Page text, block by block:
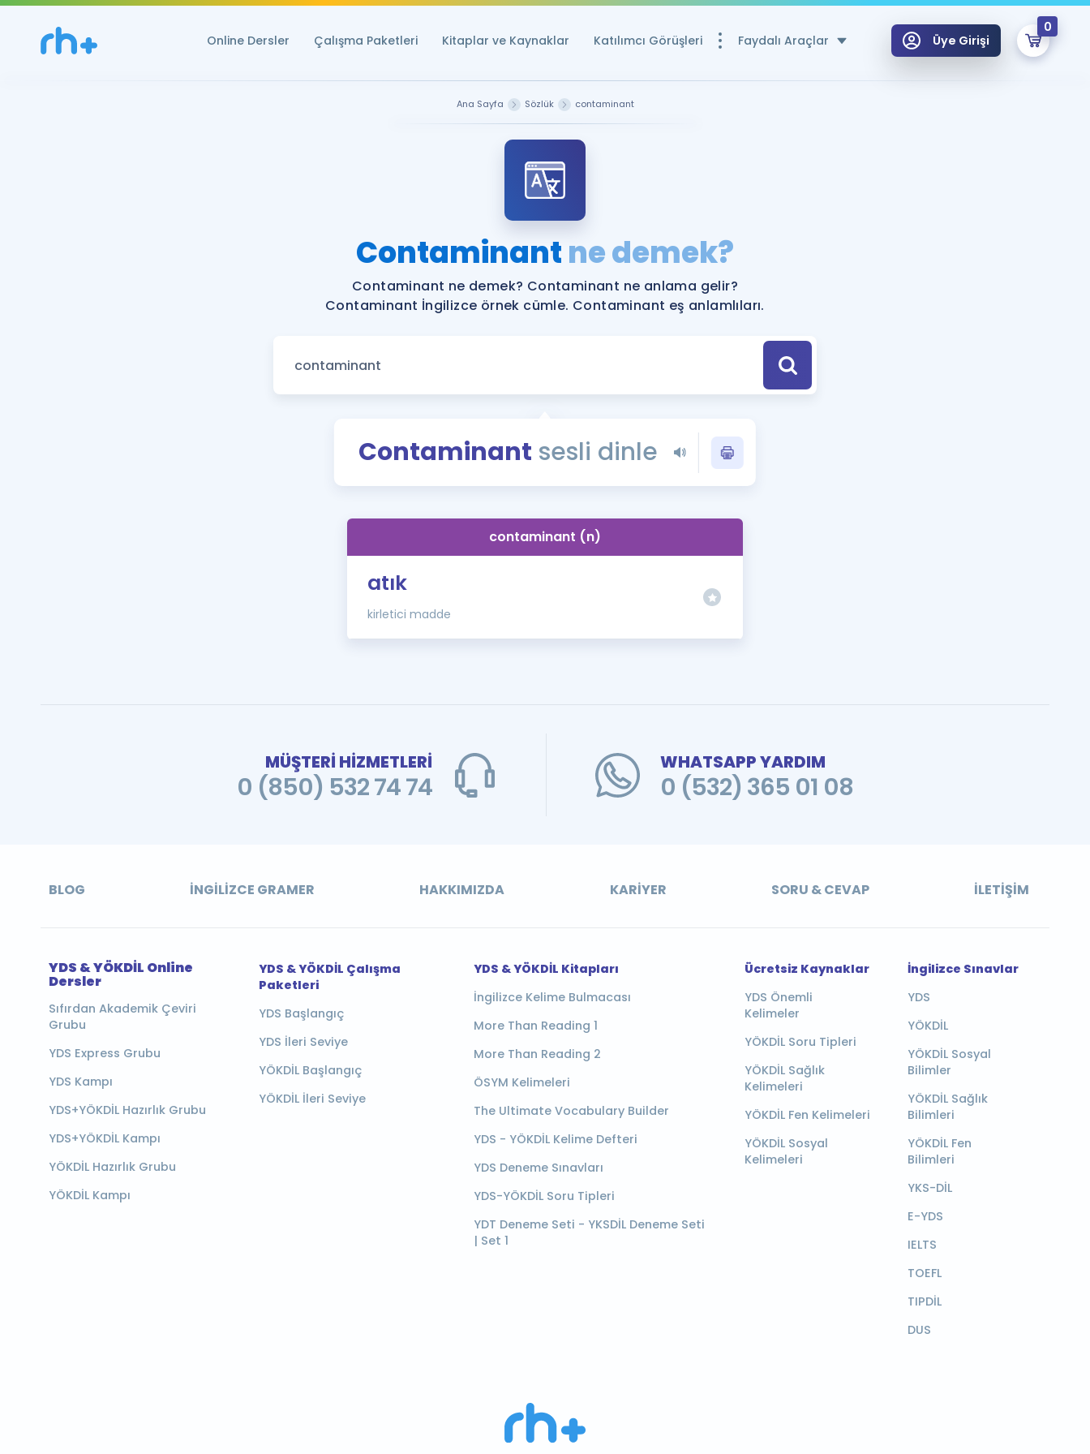
Online Dersler Çalışma Paketleri Kitaplar ve Kaynaklar Katılımcı Görüşleri Faydalı Araçlar
Ücretsiz Kaynaklar
YDS ve YÖKDİL Puan Hesaplama Aracı
YDS ve YÖKDİL'e Hazırlananlar için Öneriler
Tüm ÖSYM Sınavları Tek Takvimde
Blog
YDS - YÖKDİL Tüm Sınavlarla İlgili Haberler
İngilizce Gramer
Üye Girişi
0
Remzi Hoca ile seni sınava hazırlayacak onlarca eğitim seni bekliyor!
Ana Sayfa Sözlük contaminant
Contaminantne demek?
Contaminant ne demek? Contaminant ne anlama gelir?
Contaminant İngilizce örnek cümle. Contaminant eş anlamlıları.
Contaminant sesli dinle
contaminant (n)
atık
kirletici madde
MÜŞTERİ HİZMETLERİ
0 (850) 532 74 74
WHATSAPP YARDIM
0 (532) 365 01 08
BLOG İNGILIZCE GRAMER HAKKIMIZDA KARIYER SORU & CEVAP İLETIŞIM
YDS & YÖKDİL Online
Dersler
Sıfırdan Akademik Çeviri
Grubu
YDS Express Grubu
YDS Kampı
YDS+YÖKDİL Hazırlık Grubu
YDS+YÖKDİL Kampı
YÖKDİL Hazırlık Grubu
YÖKDİL Kampı
YDS & YÖKDİL Çalışma
Paketleri
YDS Başlangıç
YDS İleri Seviye
YÖKDİL Başlangıç
YÖKDİL İleri Seviye
YDS & YÖKDİL Kitapları
İngilizce Kelime Bulmacası
More Than Reading 1
More Than Reading 2
ÖSYM Kelimeleri
The Ultimate Vocabulary Builder
YDS - YÖKDİL Kelime Defteri
YDS Deneme Sınavları
YDS-YÖKDİL Soru Tipleri
YDT Deneme Seti - YKSDİL Deneme Seti
| Set 1
Ücretsiz Kaynaklar
YDS Önemli
Kelimeler
YÖKDİL Soru Tipleri
YÖKDİL Sağlık
Kelimeleri
YÖKDİL Fen Kelimeleri
YÖKDİL Sosyal
Kelimeleri
İngilizce Sınavlar
YDS
YÖKDİL
YÖKDİL Sosyal
Bilimler
YÖKDİL Sağlık
Bilimleri
YÖKDİL Fen
Bilimleri
YKS-DİL
E-YDS
IELTS
TOEFL
TIPDİL
DUS